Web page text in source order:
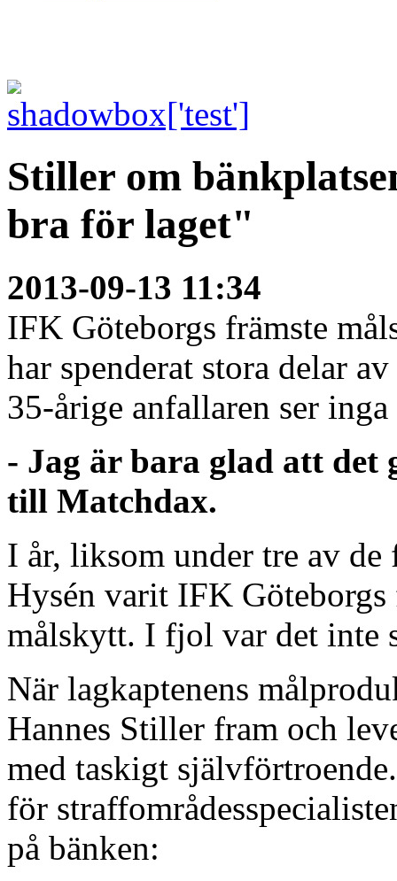
Stiller om
bra för laget"
2013-09-13 11:34
IFK Göteborgs främste
har spenderat stora delar
35-årige anfallaren ser
- Jag är bara glad att det
till Matchdax.
I år, liksom under tre av de
Hysén varit IFK Göteborgs
målskytt. I fjol var det inte
När lagkaptenens
Hannes Stiller fram och
med taskigt
för
på bänken: